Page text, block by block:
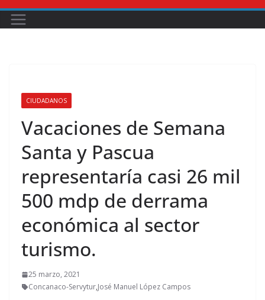
CIUDADANOS
Vacaciones de Semana
Santa y Pascua
representaría casi 26 mil
500 mdp de derrama
económica al sector
turismo.
25 marzo, 2021
Concanaco-Servytur,José Manuel López Campos